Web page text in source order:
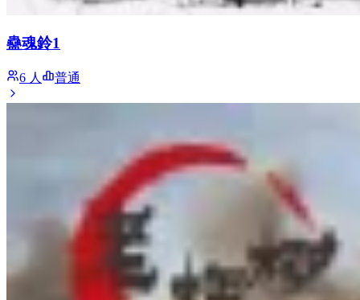
蠱魂鈴1
6 人 普通